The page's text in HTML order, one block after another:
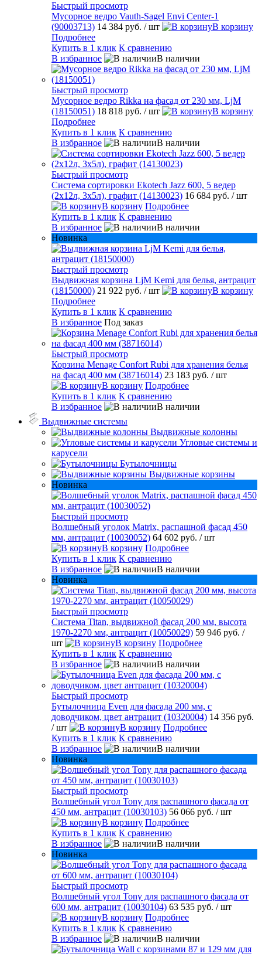
Быстрый просмотр
Мусорное ведро Vauth-Sagel Envi Center-1
(90003713) 14 384 руб. / шт
В корзину
Подробнее
Купить в 1 клик К сравнению
В избранное
В наличии
Быстрый просмотр
Мусорное ведро Rikka на фасад от 230 мм, LjM
(18150051) 18 818 руб. / шт
В корзину
Подробнее
Купить в 1 клик К сравнению
В избранное
В наличии
Быстрый просмотр
Система сортировки Ekotech Jazz 600, 5 ведер
(2х12л, 3х5л), графит (14130023) 16 684 руб. / шт
В корзину Подробнее
Купить в 1 клик К сравнению
В избранное
В наличии
Новинка
Быстрый просмотр
Выдвижная корзина LjM Kemi для белья, антрацит
(18150000) 21 922 руб. / шт
В корзину
Подробнее
Купить в 1 клик К сравнению
В избранное Под заказ
Быстрый просмотр
Корзина Menage Confort Rubi для хранения белья
на фасад 400 мм (38716014) 23 183 руб. / шт
В корзину Подробнее
Купить в 1 клик К сравнению
В избранное
В наличии
Выдвижные системы
Выдвижные колонны
Угловые системы и
карусели
Бутылочницы
Выдвижные корзины
Новинка
Быстрый просмотр
Волшебный уголок Matrix, распашной фасад 450
мм, антрацит (10030052) 64 602 руб. / шт
В корзину Подробнее
Купить в 1 клик К сравнению
В избранное
В наличии
Новинка
Быстрый просмотр
Система Titan, выдвижной фасад 200 мм, высота
1970-2270 мм, антрацит (10050029) 59 946 руб. /
шт
В корзину Подробнее
Купить в 1 клик К сравнению
В избранное
В наличии
Быстрый просмотр
Бутылочница Even для фасада 200 мм, с
доводчиком, цвет антрацит (10320004) 14 356 руб.
/ шт
В корзину Подробнее
Купить в 1 клик К сравнению
В избранное
В наличии
Новинка
Быстрый просмотр
Волшебный угол Tony для распашного фасада от
450 мм, антрацит (10030103) 56 066 руб. / шт
В корзину Подробнее
Купить в 1 клик К сравнению
В избранное
В наличии
Новинка
Быстрый просмотр
Волшебный угол Tony для распашного фасада от
600 мм, антрацит (10030104) 63 535 руб. / шт
В корзину Подробнее
Купить в 1 клик К сравнению
В избранное
В наличии